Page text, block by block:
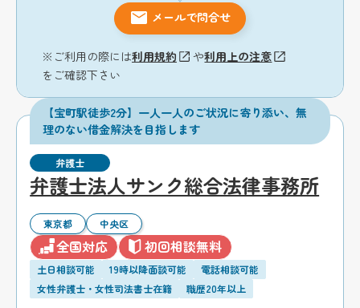
メールで問合せ
※ご利用の際には利用規約 や利用上の注意
をご確認下さい
【宝町駅徒歩2分】一人一人のご状況に寄り添い、無
理のない借金解決を目指します
弁護士
弁護士法人サンク総合法律事務所
東京都 中央区
全国対応 初回相談無料
土日相談可能 19時以降面談可能
電話相談可能
女性弁護士・女性司法書士在籍
職歴20年以上